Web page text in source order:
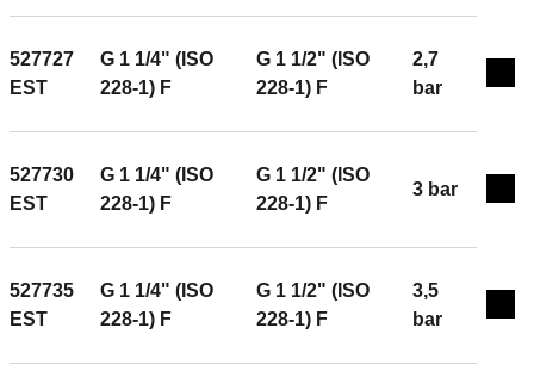
527727
EST
G 1 1/4" (ISO
228-1) F
G 1 1/2" (ISO
228-1) F
2,7
bar
527730
EST
G 1 1/4" (ISO
228-1) F
G 1 1/2" (ISO
228-1) F
3 bar
527735
EST
G 1 1/4" (ISO
228-1) F
G 1 1/2" (ISO
228-1) F
3,5
bar